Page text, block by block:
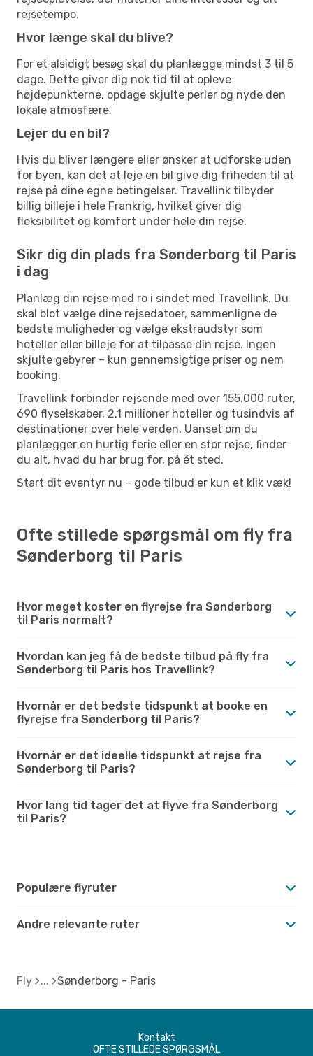
rejsetempo.
Hvor længe skal du blive?
For et alsidigt besøg skal du planlægge mindst 3 til 5
dage. Dette giver dig nok tid til at opleve
højdepunkterne, opdage skjulte perler og nyde den
lokale atmosfære.
Lejer du en bil?
Hvis du bliver længere eller ønsker at udforske uden
for byen, kan det at leje en bil give dig friheden til at
rejse på dine egne betingelser. Travellink tilbyder
billig billeje i hele Frankrig, hvilket giver dig
fleksibilitet og komfort under hele din rejse.
Sikr dig din plads fra Sønderborg til Paris
i dag
Planlæg din rejse med ro i sindet med Travellink. Du
skal blot vælge dine rejsedatoer, sammenligne de
bedste muligheder og vælge ekstraudstyr som
hoteller eller billeje for at tilpasse din rejse. Ingen
skjulte gebyrer – kun gennemsigtige priser og nem
booking.
Travellink forbinder rejsende med over 155.000 ruter,
690 flyselskaber, 2,1 millioner hoteller og tusindvis af
destinationer over hele verden. Uanset om du
planlægger en hurtig ferie eller en stor rejse, finder
du alt, hvad du har brug for, på ét sted.
Start dit eventyr nu – gode tilbud er kun et klik væk!
Ofte stillede spørgsmål om fly fra
Sønderborg til Paris
Hvor meget koster en flyrejse fra Sønderborg
til Paris normalt?
Hvordan kan jeg få de bedste tilbud på fly fra
Sønderborg til Paris hos Travellink?
Hvornår er det bedste tidspunkt at booke en
flyrejse fra Sønderborg til Paris?
Hvornår er det ideelle tidspunkt at rejse fra
Sønderborg til Paris?
Hvor lang tid tager det at flyve fra Sønderborg
til Paris?
Populære flyruter
Andre relevante ruter
Fly Sønderborg - Paris
Kontakt
OFTE STILLEDE SPØRGSMÅL